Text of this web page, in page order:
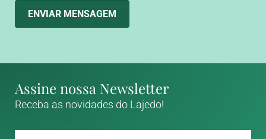
ENVIAR MENSAGEM
Assine nossa Newsletter
Receba as novidades do Lajedo!